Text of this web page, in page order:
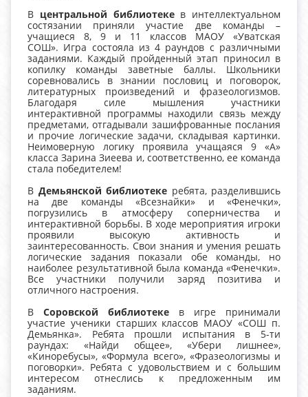
В центральной библиотекев интеллектуальном
состязании приняли участие две команды –
учащиеся 8, 9 и 11 классов МАОУ «Уватская
СОШ». Игра состояла из 4 раундов с различными
заданиями. Каждый пройденный этап приносил в
копилку команды заветные баллы. Школьники
соревновались в знании пословиц и поговорок,
литературных произведений и фразеологизмов.
Благодаря силе мышления участники
интерактивной программы находили связь между
предметами, отгадывали зашифрованные послания
и прочие логические задачи, складывая картинки.
Неимоверную логику проявила учащаяся 9 «А»
класса Зарина Зиеева и, соответственно, ее команда
стала победителем!
В Демьянской библиотеке ребята, разделившись
на две команды «Всезнайки» и «Фенечки»,
погрузились в атмосферу соперничества и
интерактивной борьбы. В ходе мероприятия игроки
проявили высокую активность и
заинтересованность. Свои знания и умения решать
логические задания показали обе команды, но
наиболее результативной была команда «Фенечки».
Все участники получили заряд позитива и
отличного настроения.
В Соровской библиотеке в игре принимали
участие ученики старших классов МАОУ «СОШ п.
Демьянка». Ребята прошли испытания в 5-ти
раундах: «Найди общее», «Убери лишнее»,
«Киноребусы», «Формула всего», «Фразеологизмы и
поговорки». Ребята с удовольствием и с большим
интересом отнеслись к предложенным им
заданиям.